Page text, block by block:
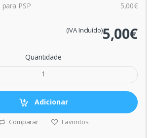
PSP 5,00€
5,00€
(IVA Incluído)
Quantidade
Adicionar
Comparar Favoritos